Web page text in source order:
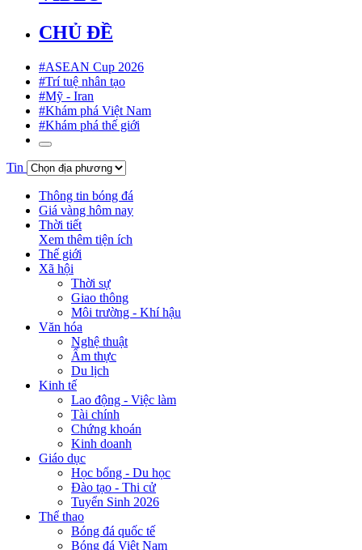
CHỦ ĐỀ
#ASEAN Cup 2026
#Trí tuệ nhân tạo
#Mỹ - Iran
#Khám phá Việt Nam
#Khám phá thế giới
Tin
Thông tin bóng đá
Giá vàng hôm nay
Thời tiết
Xem thêm tiện ích
Thế giới
Xã hội
Thời sự
Giao thông
Môi trường - Khí hậu
Văn hóa
Nghệ thuật
Ẩm thực
Du lịch
Kinh tế
Lao động - Việc làm
Tài chính
Chứng khoán
Kinh doanh
Giáo dục
Học bổng - Du học
Đào tạo - Thi cử
Tuyển Sinh 2026
Thể thao
Bóng đá quốc tế
Bóng đá Việt Nam